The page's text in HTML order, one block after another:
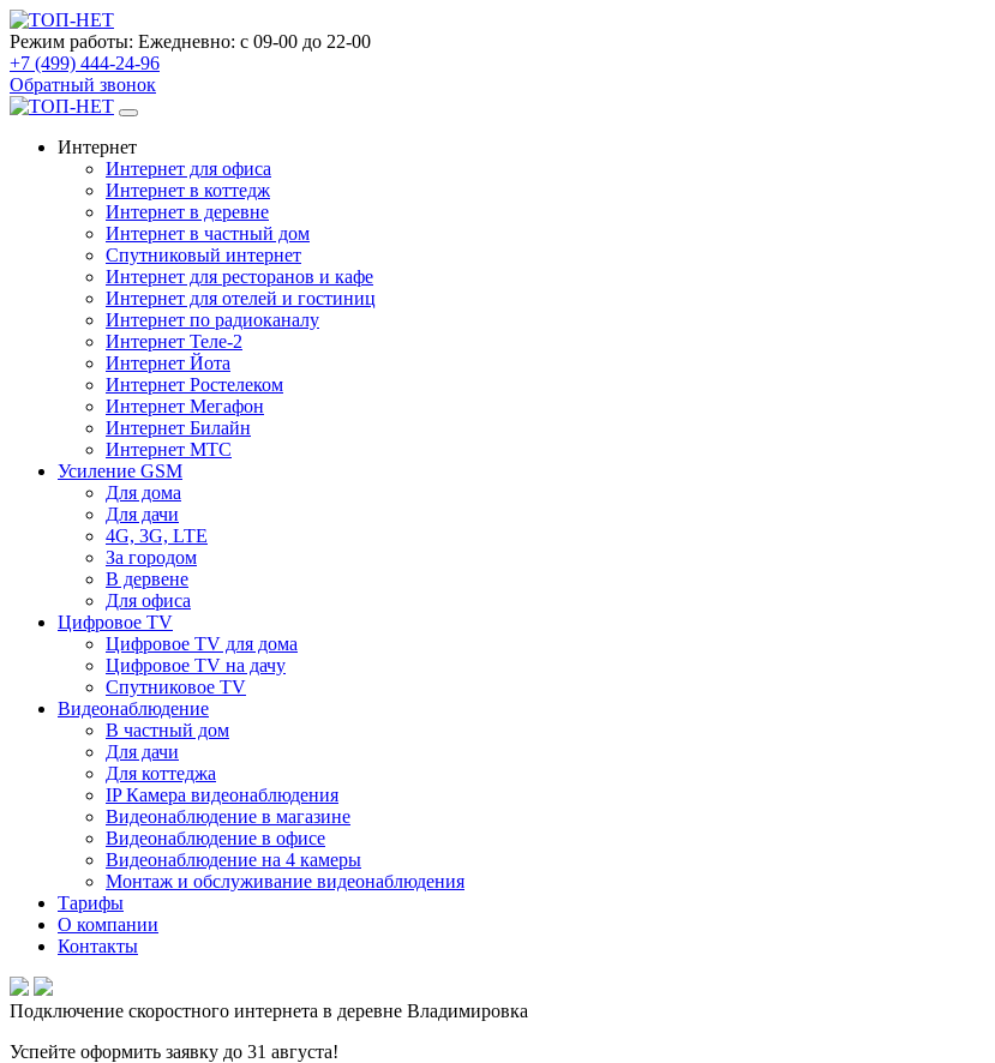
Режим работы: Ежедневно: с 09-00 до 22-00
+7 (499) 444-24-96
Обратный звонок
Интернет
Интернет для офиса
Интернет в коттедж
Интернет в деревне
Интернет в частный дом
Спутниковый интернет
Интернет для ресторанов и кафе
Интернет для отелей и гостиниц
Интернет по радиоканалу
Интернет Теле-2
Интернет Йота
Интернет Ростелеком
Интернет Мегафон
Интернет Билайн
Интернет МТС
Усиление GSM
Для дома
Для дачи
4G, 3G, LTE
За городом
В дервене
Для офиса
Цифровое TV
Цифровое TV для дома
Цифровое TV на дачу
Спутниковое TV
Видеонаблюдение
В частный дом
Для дачи
Для коттеджа
IP Камера видеонаблюдения
Видеонаблюдение в магазине
Видеонаблюдение в офисе
Видеонаблюдение на 4 камеры
Монтаж и обслуживание видеонаблюдения
Тарифы
О компании
Контакты
Подключение скоростного интернета в деревне Владимировка
Успейте оформить заявку до 31 августа!